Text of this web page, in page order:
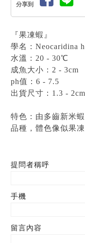
分享到
『果凍蝦』
學名：Neocaridina
水溫：20 - 30℃
成魚大小：2 - 3cm
ph值：6 - 7.5
出貨尺寸：1.3 - 2cm
特色：由多齒新米
品種，體色像似果
提問者稱呼
手機
留言內容